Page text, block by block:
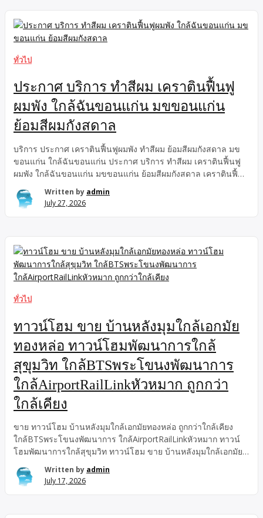
ไอส์แลนด์ ขายบ้าน4 ห้องนอน รามอินทรา109 บ้านมือสอง ขาย
บ้านชั้นเดียว45ตรว, รีโนเวทพร้อมอยู่ บ้านมือสอง
พระยาสุเรนทร์28 ใกล้รถไฟฟ้าสีชมพู ใกล้แฟชั่นไอส์แลนด์ ใกล้
รถไฟฟ้าสีชมพูและแฟชั่นไอส์แลนด์ หมู่บ้านทหารกองหนุน บ้าน
ชั้นเดียว รามอินทรา109 ! post entity summaryขายบ้านชั้น
เดียว4ห้องนอน บ้านพระยาสุเรนทร์ 28 […]
ทั่วไป
ประกาศ บริการ ทำสีผม เคราตินฟื้นฟู
ผมพัง ใกล้ฉันขอนแก่น มขขอนแก่น
ย้อมสีผมกังสดาล
บริการ ประกาศ เคราตินฟื้นฟูผมพัง ทำสีผม ย้อมสีผมกังสดาล มข
ขอนแก่น ใกล้ฉันขอนแก่น ประกาศ บริการ ทำสีผม เคราตินฟื้นฟู
ผมพัง ใกล้ฉันขอนแก่น มขขอนแก่น ย้อมสีผมกังสดาล เคราตินฟื้นฟู
มขขอนแก่น ขอนแก่น ย้อมสีผมกังสดาล มข ขอนแก่น Benap
Salon เคราตินฟื้นฟูผมพัง ทำสีผมใกล้ฉันขอนแก่น ย้อมสีผม
ขอนแก่น และเคราตินฟื้นฟูผมพัง ให้เงาวับระดับพรีเมียม มองหา
ต้องรีบจองด่วน! Entity Data: ร้านทำผม: Benap Salon (เบนับ ซา
ลอน) พิกัดซอยอดุลยาราม 1 […]
Written by admin
July 27, 2026
ทั่วไป
ทาวน์โฮม ขาย บ้านหลังมุมใกล้เอกมัย
ทองหล่อ ทาวน์โฮมพัฒนาการใกล้
สุขุมวิท ใกล้BTSพระโขนงพัฒนาการ
ใกล้AirportRailLinkหัวหมาก ถูกกว่า
ใกล้เคียง
ขาย ทาวน์โฮม บ้านหลังมุมใกล้เอกมัยทองหล่อ ถูกกว่าใกล้เคียง
ใกล้BTSพระโขนงพัฒนาการ ใกล้AirportRailLinkหัวหมาก ทาวน์
โฮมพัฒนาการใกล้สุขุมวิท ทาวน์โฮม ขาย บ้านหลังมุมใกล้เอกมัย
ทองหล่อ ทาวน์โฮมพัฒนาการใกล้สุขุมวิท ใกล้BTSพระโขนง
พัฒนาการ ใกล้AirportRailLinkหัวหมาก ถูกกว่าใกล้เคียง
ใกล้BTSพระโขนงพัฒนาการ ทาวน์โฮมพัฒนาการใกล้สุขุมวิท
Written by admin
July 17, 2026